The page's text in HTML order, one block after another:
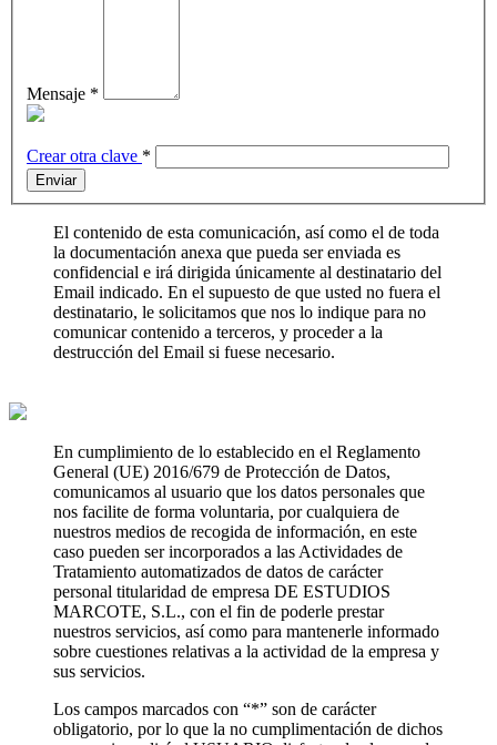
Mensaje *
Crear otra clave *
Enviar
El contenido de esta comunicación, así como el de toda
la documentación anexa que pueda ser enviada es
confidencial e irá dirigida únicamente al destinatario del
Email indicado. En el supuesto de que usted no fuera el
destinatario, le solicitamos que nos lo indique para no
comunicar contenido a terceros, y proceder a la
destrucción del Email si fuese necesario.
En cumplimiento de lo establecido en el Reglamento
General (UE) 2016/679 de Protección de Datos,
comunicamos al usuario que los datos personales que
nos facilite de forma voluntaria, por cualquiera de
nuestros medios de recogida de información, en este
caso pueden ser incorporados a las Actividades de
Tratamiento automatizados de datos de carácter
personal titularidad de empresa DE ESTUDIOS
MARCOTE, S.L., con el fin de poderle prestar
nuestros servicios, así como para mantenerle informado
sobre cuestiones relativas a la actividad de la empresa y
sus servicios.
Los campos marcados con “*” son de carácter
obligatorio, por lo que la no cumplimentación de dichos